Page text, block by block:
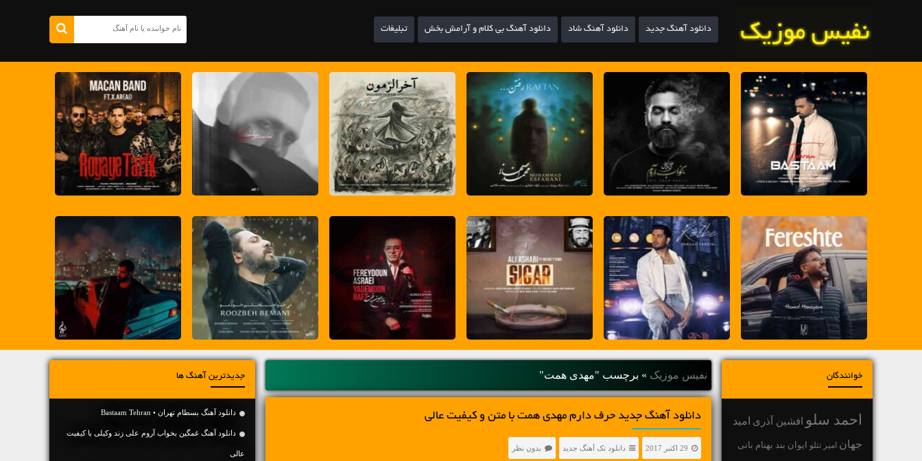
دانلود آهنگ جدید دانلود آهنگ شاد دانلود آهنگ بی کلام و آرامش بخش تبلیغات
خوانندگان
احمد سلو افشین آذری امید
جهان امیر تتلو ایوان بند بهنام بانی
نفیس موزیک » برچسب "مهدی همت"
دانلود آهنگ جديد حرف دارم مهدی همت با متن و کیفیت عالی
29 اکتبر 2017 دانلود تک آهنگ جدید بدون نظر
جدیدترین آهنگ ها
دانلود آهنگ بسطام تهران • Bastaam Tehran
دانلود آهنگ غمگین بخواب آروم علی زند وکیلی با کیفیت
عالی